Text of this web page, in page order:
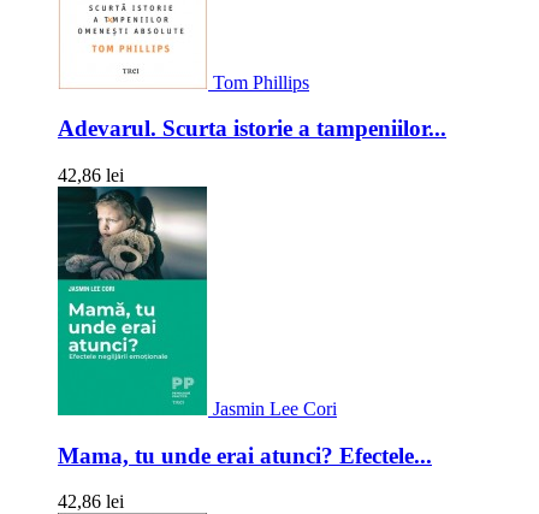
Tom Phillips
Adevarul. Scurta istorie a tampeniilor...
42,86 lei
Jasmin Lee Cori
Mama, tu unde erai atunci? Efectele...
42,86 lei